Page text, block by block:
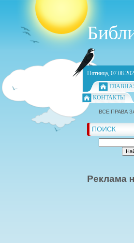
Пятница,
КОНТАКТЫ
ПОИСК
Реклама
ВСЕ ПРАВА